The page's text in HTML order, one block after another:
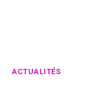
ACTUALITÉS